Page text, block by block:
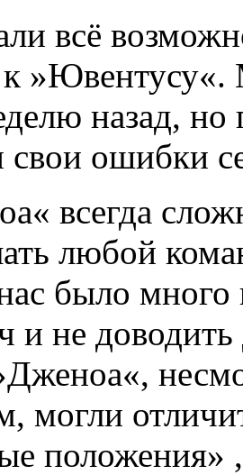
всё
»Ювентусу«.
назад, но
свои ошибки
всегда
любой
было много
и не
могли